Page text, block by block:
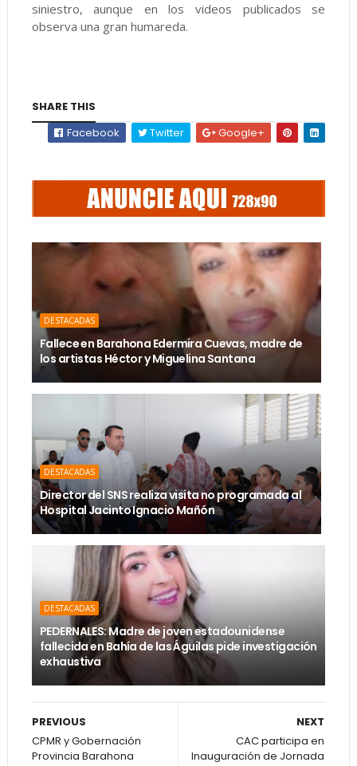
siniestro, aunque en los videos publicados se
observa una gran humareda.
SHARE THIS
Facebook
Twitter Google+
DESTACADAS
Fallece en Barahona Edermira Cuevas, madre de
los artistas Héctor y Miguelina Santana
DESTACADAS
Director del SNS realiza visita no programada al
Hospital Jacinto Ignacio Mañón
DESTACADAS
PEDERNALES: Madre de joven estadounidense
fallecida en Bahía de las Águilas pide investigación
exhaustiva
NEXT
CAC participa en
Inauguración de Jornada
PREVIOUS
CPMR y Gobernación
Provincia Barahona